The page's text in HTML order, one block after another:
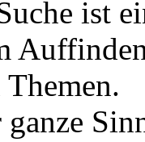
ist